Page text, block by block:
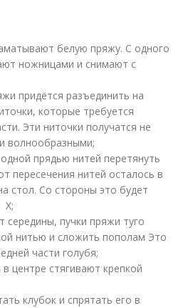
белую пряжу. С одного
ножницами и снимают с
придётся разъединить на
которые требуется
Эти ниточки получатся не
волнообразными;
прядью нитей перетянуть
пересечения нитей осталось в
стол. Со стороны это будет
Х;
середины, пучки пряжи туго
нитью и сложить пополам Это
части голубя;
центре стягивают крепкой
клубок и спрятать его в